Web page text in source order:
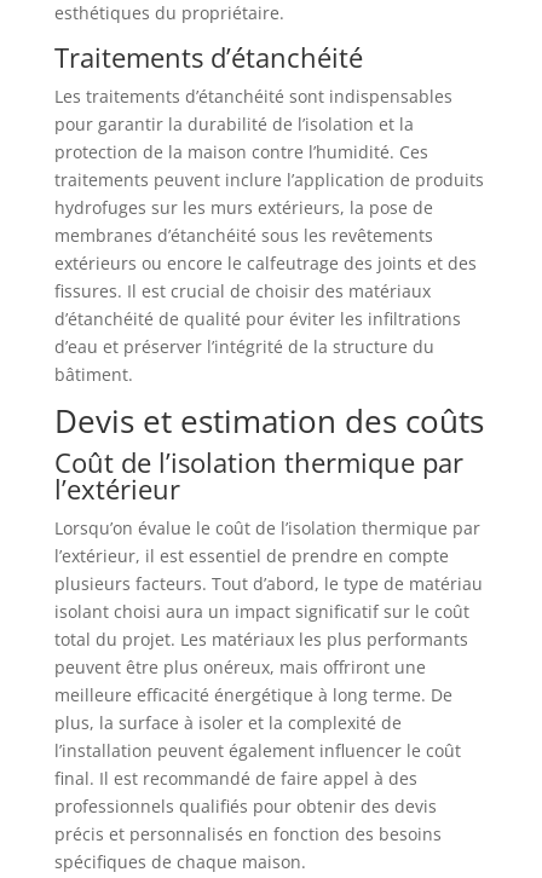
esthétiques du propriétaire.
Traitements d’étanchéité
Les traitements d’étanchéité sont indispensables
pour garantir la durabilité de l’isolation et la
protection de la maison contre l’humidité. Ces
traitements peuvent inclure l’application de produits
hydrofuges sur les murs extérieurs, la pose de
membranes d’étanchéité sous les revêtements
extérieurs ou encore le calfeutrage des joints et des
fissures. Il est crucial de choisir des matériaux
d’étanchéité de qualité pour éviter les infiltrations
d’eau et préserver l’intégrité de la structure du
bâtiment.
Devis et estimation des coûts
Coût de l’isolation thermique par
l’extérieur
Lorsqu’on évalue le coût de l’isolation thermique par
l’extérieur, il est essentiel de prendre en compte
plusieurs facteurs. Tout d’abord, le type de matériau
isolant choisi aura un impact significatif sur le coût
total du projet. Les matériaux les plus performants
peuvent être plus onéreux, mais offriront une
meilleure efficacité énergétique à long terme. De
plus, la surface à isoler et la complexité de
l’installation peuvent également influencer le coût
final. Il est recommandé de faire appel à des
professionnels qualifiés pour obtenir des devis
précis et personnalisés en fonction des besoins
spécifiques de chaque maison.